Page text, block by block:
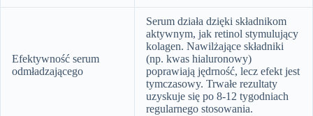
Efektywność serum
odmładzającego
Serum działa dzięki składnikom
aktywnym, jak retinol stymulujący
kolagen. Nawilżające składniki
(np. kwas hialuronowy)
poprawiają jędrność, lecz efekt jest
tymczasowy. Trwałe rezultaty
uzyskuje się po 8-12 tygodniach
regularnego stosowania.